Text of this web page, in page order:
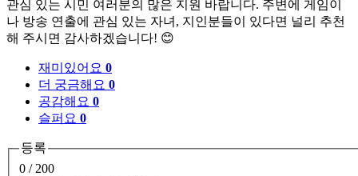
관심 있는 시민 여러분의 많은 지원 바랍니다. 주변에 게임이
나 방송 연출에 관심 있는 자녀, 지인분들이 있다면 널리 추천
해 주시면 감사하겠습니다! 😊
재미있어요 0
더 궁금해요 0
공감해요 0
슬퍼요 0
등록
0 / 200